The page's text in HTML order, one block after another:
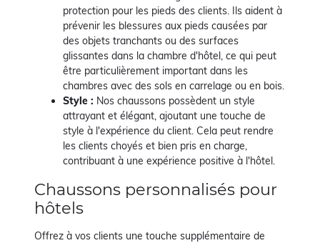
protection pour les pieds des clients. Ils aident à
prévenir les blessures aux pieds causées par
des objets tranchants ou des surfaces
glissantes dans la chambre d'hôtel, ce qui peut
être particulièrement important dans les
chambres avec des sols en carrelage ou en bois.
Style : Nos chaussons possèdent un style
attrayant et élégant, ajoutant une touche de
style à l'expérience du client. Cela peut rendre
les clients choyés et bien pris en charge,
contribuant à une expérience positive à l'hôtel.
Chaussons personnalisés pour
hôtels
Offrez à vos clients une touche supplémentaire de